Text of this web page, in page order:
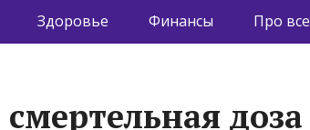
Здоровье Финансы Про все
доза